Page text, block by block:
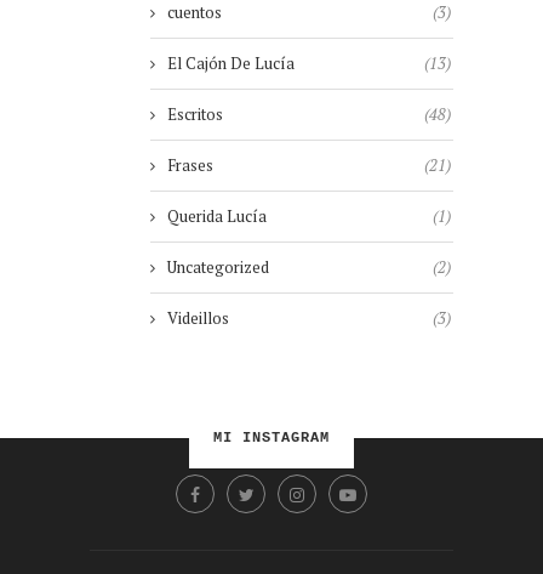
cuentos (3)
El Cajón De Lucía (13)
Escritos (48)
Frases (21)
Querida Lucía (1)
Uncategorized (2)
Videillos (3)
MI INSTAGRAM